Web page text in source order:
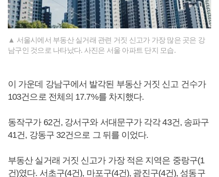
▲ 서울시에서 부동산 실거래 관련 거짓 신고가 가장 많은 곳은 강
남구인 것으로 나타났다. 사진은 서울 아파트 단지 모습.
이 가운데 강남구에서 발각된 부동산 거짓 신고 건수가
103건으로 전체의 17.7%를 차지했다.
동작구가 62건, 강서구와 서대문구가 각각 43건, 송파구
41건, 강동구 32건으로 그 뒤를 이었다.
부동산 실거래 거짓 신고가 가장 적은 지역은 중랑구(1
건)였다. 서초구(4건), 마포구(4건), 광진구(4건), 성동구